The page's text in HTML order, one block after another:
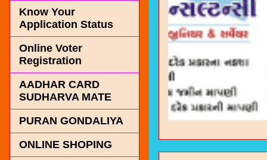
Know Your
Application Status
Online Voter
Registration
AADHAR CARD
SUDHARVA MATE
PURAN GONDALIYA
ONLINE SHOPING